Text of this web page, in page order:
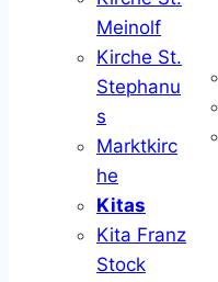
Meinolf
Kirche St.
Stephanu
s
Marktkirc
he
Kitas
Kita Franz
Stock